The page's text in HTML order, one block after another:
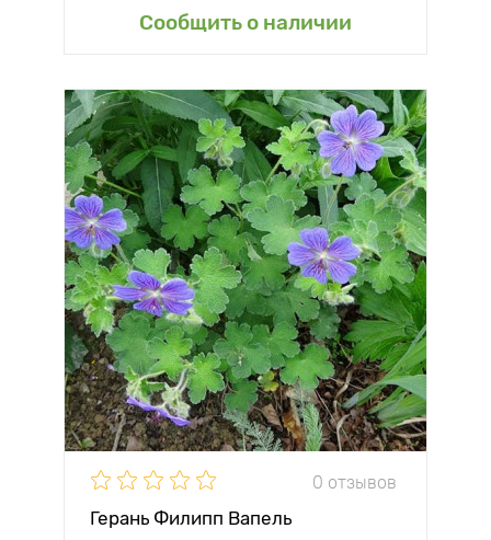
Сообщить о наличии
0 отзывов
Герань Филипп Вапель